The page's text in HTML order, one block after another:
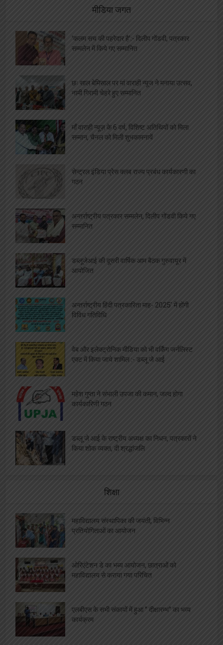
मीडिया जगत
‘कलम सच की पहरेदार है’:- दिलीप गोंडवी, पत्रकार
सम्मलेन में किये गए सम्मानित
छः साल बेमिसाल पर मां वाराही न्यूज ने मनाया उत्सव,
नामी गिरामी चेहरे हुए सम्मानित
माँ वाराही न्यूज़ के 6 वर्ष, विशिष्ट अतिथियों को मिला
सम्मान, चैनल को मिली शुभकामनायें
सेन्ट्रल इंडिया प्रेस क्लब राज्य प्रबंध कार्यकारणी का
गठन
अन्तर्राष्ट्रीय पत्रकार सम्मलेन, दिलीप गोंडवी किये गए
सम्मानित
डब्लूजेआई की दूसरी वार्षिक आम बैठक गुरुवायूर में
आयोजित
अन्तर्राष्ट्रीय हिंदी पत्रकारिता माह- 2025′ में होंगी
विविध गतिविधि
वेब और इलेक्ट्रोनिक मीडिया को भी वर्किंग जर्नलिस्ट
एक्ट में किया जाये शामिल :- डब्लू जे आई
महेश गुप्ता ने संभाली उपजा की कमान, जल्द होगा
कार्यकारिणी गठन
डब्लू जे आई के राष्ट्रीय अध्यक्ष का निधन, पत्रकारों ने
किया शोक व्यक्त, दी श्रद्धांजलि
शिक्षा
महाविद्यालय संस्थापिका की जयंती, विभिन्न
प्रतियोगिताओं का आयोजन
ओरिएंटेशन डे का भब्य आयोजन, छात्राओं को
महाविद्यालय से कराया गया परिचित
एलबीएस के सभी संकायों में हुआ ” दीक्षारम्भ” का भव्य
कार्यक्रम